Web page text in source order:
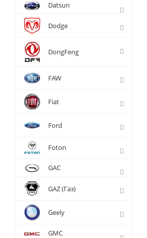
Datsun
Dodge
DongFeng
FAW
Fiat
Ford
Foton
GAC
GAZ (Газ)
Geely
GMC